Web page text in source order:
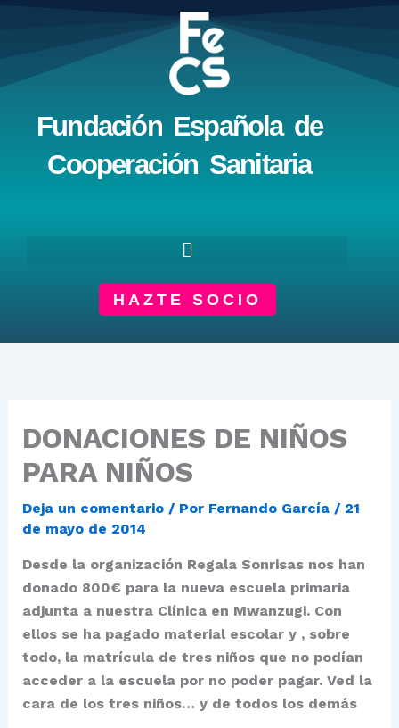
Fundación Española de
Cooperación Sanitaria
HAZTE SOCIO
DONACIONES DE NIÑOS
PARA NIÑOS
Deja un comentario / Por Fernando García / 21
de mayo de 2014
Desde la organización Regala Sonrisas nos han
donado 800€ para la nueva escuela primaria
adjunta a nuestra Clínica en Mwanzugi. Con
ellos se ha pagado material escolar y , sobre
todo, la matrícula de tres niños que no podían
acceder a la escuela por no poder pagar. Ved la
cara de los tres niños… y de todos los demás